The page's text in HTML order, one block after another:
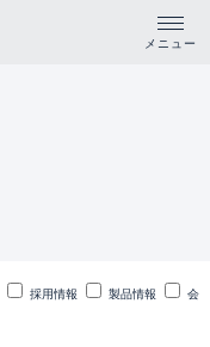
メニュー
採用情報 製品情報
会